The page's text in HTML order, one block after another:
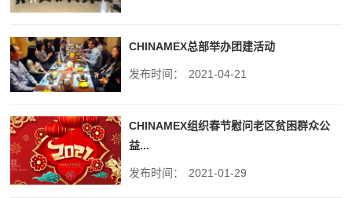
CHINAMEX总部举办团建活动
发布时间： 2021-04-21
CHINAMEX组织春节慰问老区贫困群众公
益...
发布时间： 2021-01-29